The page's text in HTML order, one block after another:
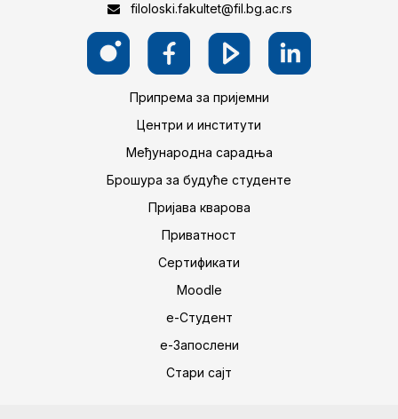
filoloski.fakultet@fil.bg.ac.rs
Припрема за пријемни
Центри и институти
Међународна сарадња
Брошура за будуће студенте
Пријава кварова
Приватност
Сертификати
Moodle
е-Студент
е-Запослени
Стари сајт